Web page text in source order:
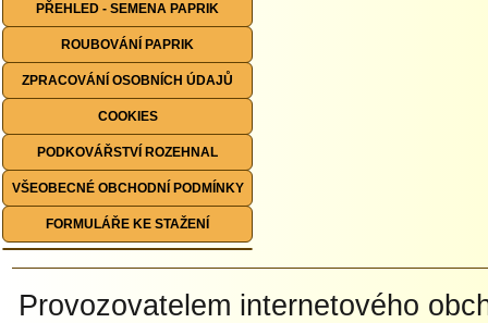
PŘEHLED - SEMENA PAPRIK
ROUBOVÁNÍ PAPRIK
ZPRACOVÁNÍ OSOBNÍCH ÚDAJŮ
COOKIES
PODKOVÁŘSTVÍ ROZEHNAL
VŠEOBECNÉ OBCHODNÍ PODMÍNKY
FORMULÁŘE KE STAŽENÍ
Provozovatelem internetového